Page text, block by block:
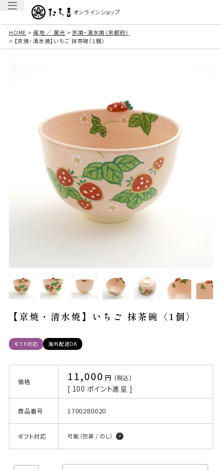
オンラインショップ
HOME 産地 ／ 窯元
京焼・清水焼（京都府）
【京焼・清水焼】いちご 抹茶碗〈1個〉
【京焼・清水焼】いちご 抹茶碗〈1個〉
ギフト対応 海外配送OK
価格 11,000 税込
[ 100 ポイント進呈 ]
商品番号 1700280020
ギフト対応 可能（包装 / のし）